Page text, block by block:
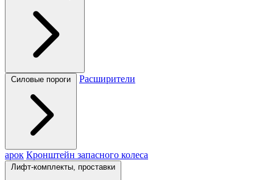
Силовые пороги Расширители
арок Кронштейн запасного колеса
Лифт-комплекты, проставки